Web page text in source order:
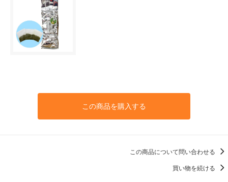
この商品を購入する
この商品について問い合わせる
買い物を続ける